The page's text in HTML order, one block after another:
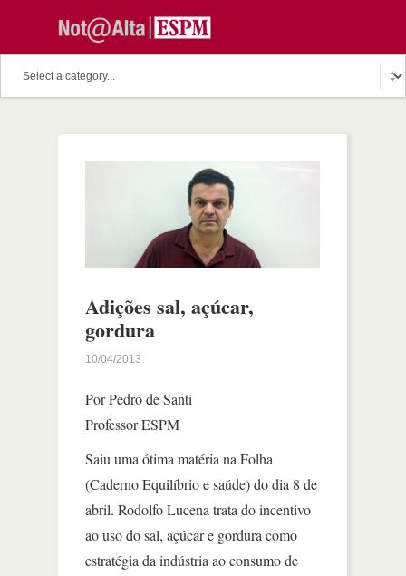
Adições sal, açúcar,
gordura
10/04/2013
Por Pedro de Santi
Professor ESPM
Saiu uma ótima matéria na Folha
(Caderno Equilíbrio e saúde) do dia 8 de
abril. Rodolfo Lucena trata do incentivo
ao uso do sal, açúcar e gordura como
estratégia da indústria ao consumo de